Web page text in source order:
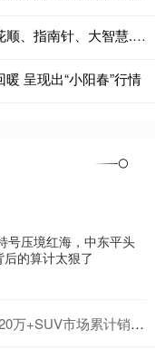
地方配资网开户流程详解 东方财富、同花顺、指南针、大智慧......互联网券商信息服务商业绩大扫描！有何亮点？
呈现出“小阳春”行情
号压境红海，中东平头
的算计太狠了
市场累计销量超越特斯拉